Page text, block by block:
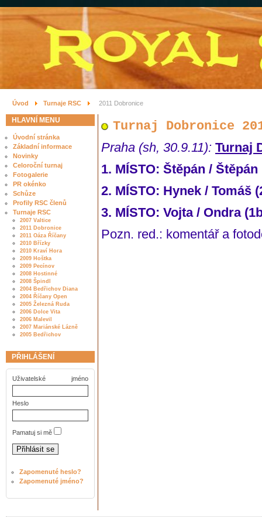
Úvod Turnaje RSC 2011 Dobronice
HLAVNÍ MENU
Úvodní stránka
Základní informace
Novinky
Celoroční turnaj
Fotogalerie
PR okénko
Schůze
Profily RSC členů
Turnaje RSC
2007 Valtice
2011 Dobronice
2011 Oáza Říčany
2010 Břízky
2010 Kraví Hora
2009 Hoštka
2009 Pecínov
2008 Hostinné
2008 Špindl
2004 Bedřichov Diana
2004 Říčany Open
2005 Železná Ruda
2006 Dolce Vita
2006 Malevil
2007 Mariánské Lázně
2005 Bedřichov
PŘIHLÁŠENÍ
Uživatelské jméno
Heslo
Pamatuj si mě
Zapomenuté heslo?
Zapomenuté jméno?
Turnaj Dobronice
Praha (sh, 30.9.11): Turnaj
1. MÍSTO: Štěpán / Štěpán
2. MÍSTO: Hynek / Tomáš
3. MÍSTO: Vojta / Ondra
Pozn. red.: komentář a